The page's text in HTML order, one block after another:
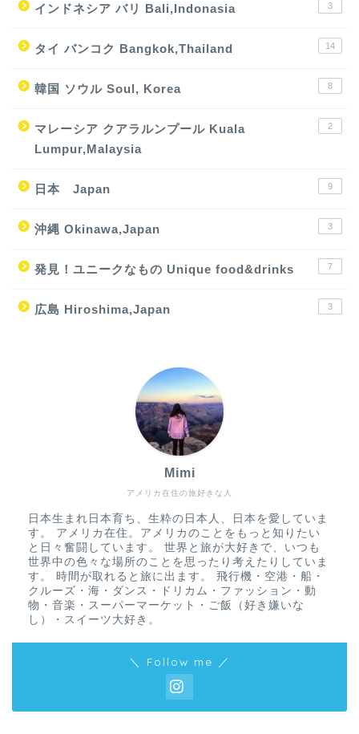
インドネシア バリ Bali,Indonasia 3
タイ バンコク Bangkok,Thailand 14
韓国 ソウル Soul, Korea 8
マレーシア クアラルンプール Kuala
Lumpur,Malaysia
2
日本 Japan 9
沖縄 Okinawa,Japan 3
発見！ユニークなもの Unique food&drinks 7
広島 Hiroshima,Japan 3
アメリカ在住の旅好きな人
Mimi
日本生まれ日本育ち、生粋の日本人、日本を愛していま
す。 アメリカ在住。アメリカのことをもっと知りたい
と日々奮闘しています。 世界と旅が大好きで、いつも
世界中の色々な場所のことを思ったり考えたりしていま
す。 時間が取れると旅に出ます。 飛行機・空港・船・
クルーズ・海・ダンス・ドリカム・ファッション・動
物・音楽・スーパーマーケット・ご飯（好き嫌いな
し）・スイーツ大好き。
＼ Follow me ／